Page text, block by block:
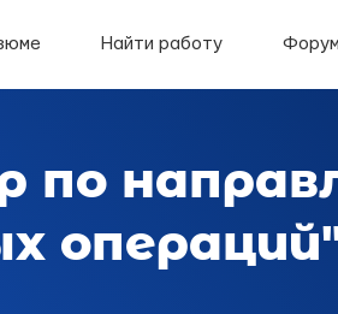
Найти работу Форум
по